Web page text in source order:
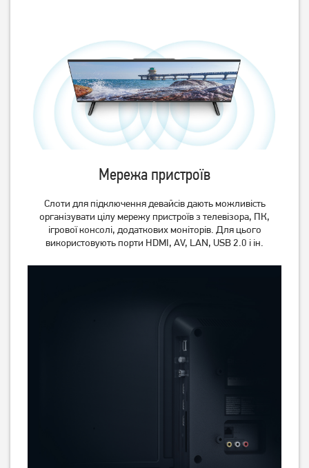
Мережа пристроїв
Слоти для підключення девайсів дають можливість
організувати цілу мережу пристроїв з телевізора, ПК,
ігрової консолі, додаткових моніторів. Для цього
використовують порти HDMI, AV, LAN, USB 2.0 і ін.